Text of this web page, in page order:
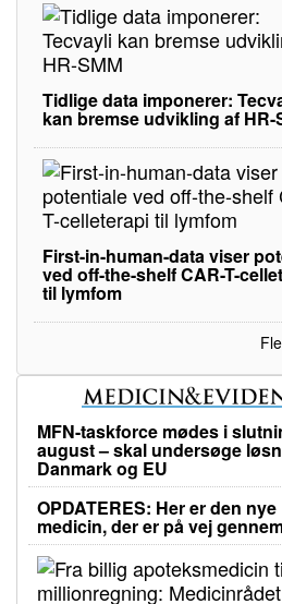
Tidlige data imponerer:
kan bremse udvikling af HR-
First-in-human-data viser
ved off-the-shelf CAR-T-
til lymfom
MFN-taskforce mødes i
august – skal undersøge
Danmark og EU
OPDATERES: Her er den nye
medicin, der er på vej